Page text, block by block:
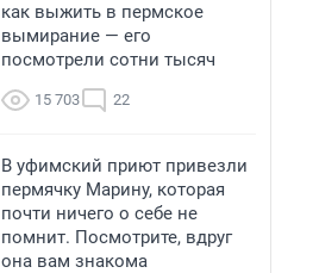
как выжить в пермское
вымирание — его
посмотрели сотни тысяч
15 703 22
В уфимский приют привезли
пермячку Марину, которая
почти ничего о себе не
помнит. Посмотрите, вдруг
она вам знакома